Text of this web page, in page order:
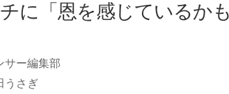
に「恩を感じているか
サー編集部
うさぎ